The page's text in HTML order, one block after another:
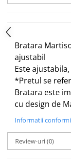
Bratara
ajustabil
Este
*Pretul se
Bratara este
cu design de
Informatii
Review-uri(0)